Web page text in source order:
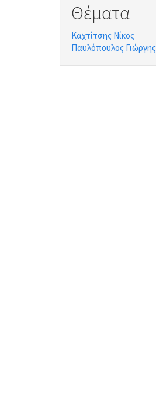
Θέματα
Καχτίτσης Νίκος
Παυλόπουλος Γιώργης